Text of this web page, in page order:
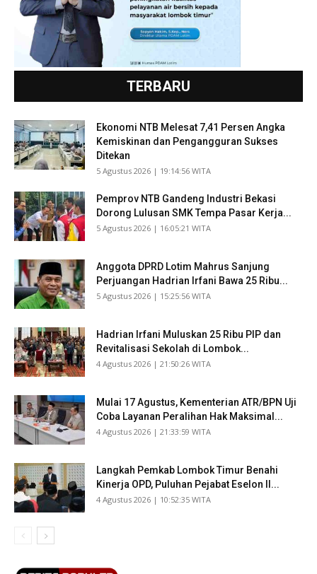
TERBARU
Ekonomi NTB Melesat 7,41 Persen Angka
Kemiskinan dan Pengangguran Sukses
Ditekan
​5 Agustus 2026 | 19:14:56 WITA
Pemprov NTB Gandeng Industri Bekasi
Dorong Lulusan SMK Tempa Pasar Kerja...
​5 Agustus 2026 | 16:05:21 WITA
Anggota DPRD Lotim Mahrus Sanjung
Perjuangan Hadrian Irfani Bawa 25 Ribu...
​5 Agustus 2026 | 15:25:56 WITA
Hadrian Irfani Muluskan 25 Ribu PIP dan
Revitalisasi Sekolah di Lombok...
​4 Agustus 2026 | 21:50:26 WITA
Mulai 17 Agustus, Kementerian ATR/BPN Uji
Coba Layanan Peralihan Hak Maksimal...
​4 Agustus 2026 | 21:33:59 WITA
Langkah Pemkab Lombok Timur Benahi
Kinerja OPD, Puluhan Pejabat Eselon II...
​4 Agustus 2026 | 10:52:35 WITA